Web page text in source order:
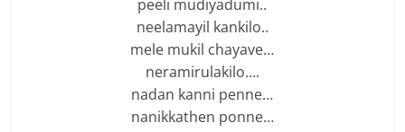
peeli mudiyadumi..
neelamayil kankilo..
mele mukil chayave…
neramirulakilo….
nadan kanni penne…
nanikkathen ponne…